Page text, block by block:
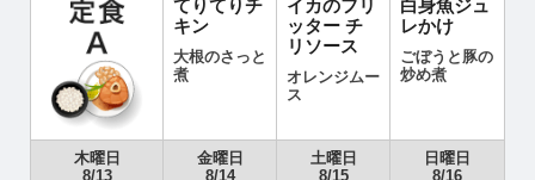
てりてりチ
キン
大根のさっと
煮
イカのフリ
ッター チ
リソース
オレンジムー
ス
白身魚ジュ
レかけ
ごぼうと豚の
炒め煮
木曜日
8/13
金曜日
8/14
土曜日
8/15
日曜日
8/16